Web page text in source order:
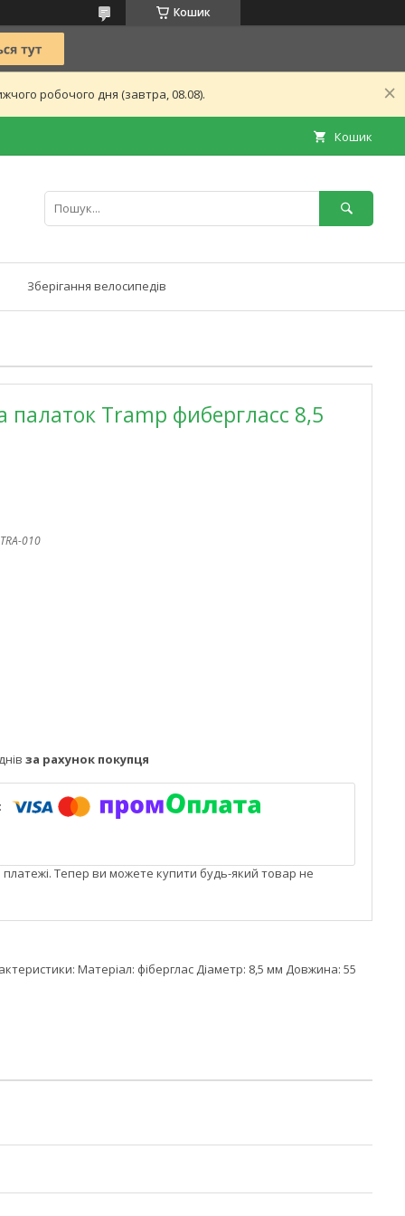
Кошик
робочого дня (завтра, 08.08).
Кошик
Зберігання велосипедів
палаток Tramp фибергласс 8,5
TRA-010
за рахунок покупця
платежі. Тепер ви можете купити будь-який товар не
Матеріал: фіберглас Діаметр: 8,5 мм Довжина: 55